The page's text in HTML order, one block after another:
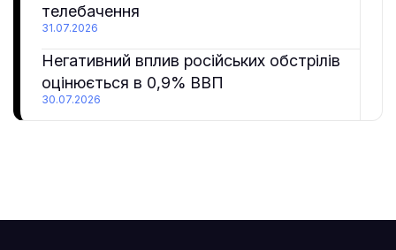
телебачення
31.07.2026
Негативний вплив російських обстрілів
оцінюється в 0,9% ВВП
30.07.2026